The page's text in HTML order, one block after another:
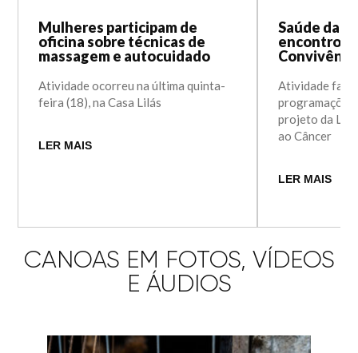
Mulheres participam de
oficina sobre técnicas de
massagem e autocuidado
Atividade ocorreu na última quinta-
feira (18), na Casa Lilás
LER MAIS
Saúde da
encontro
Atividade faz
programações
projeto da
ao Câncer
LER MAIS
CANOAS EM FOTOS, VÍDEOS
E ÁUDIOS